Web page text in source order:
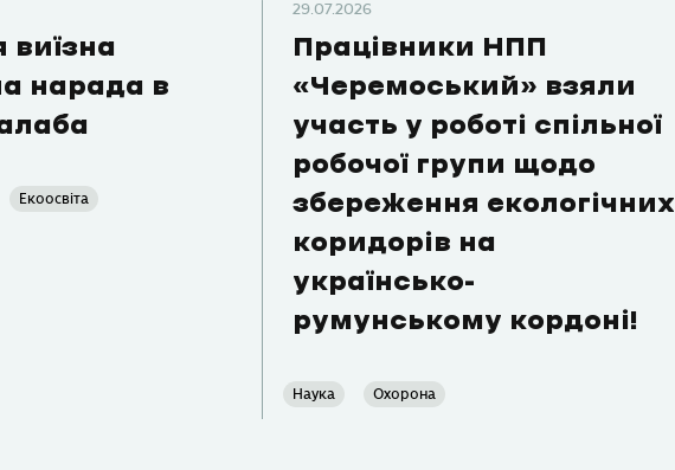
виїзна
нарада в
Екоосвіта
29.07.2026
Працівники НПП
«Черемоський» взяли
участь у роботі спільної
робочої групи щодо
збереження екологічних
коридорів на
українсько-
румунському кордоні!
Наука Охорона